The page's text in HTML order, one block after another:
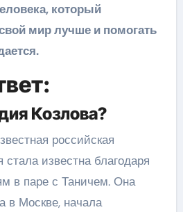
который
мир лучше и помогать
Козлова?
российская
стала известна благодаря
в паре с Таничем. Она
в Москве, начала